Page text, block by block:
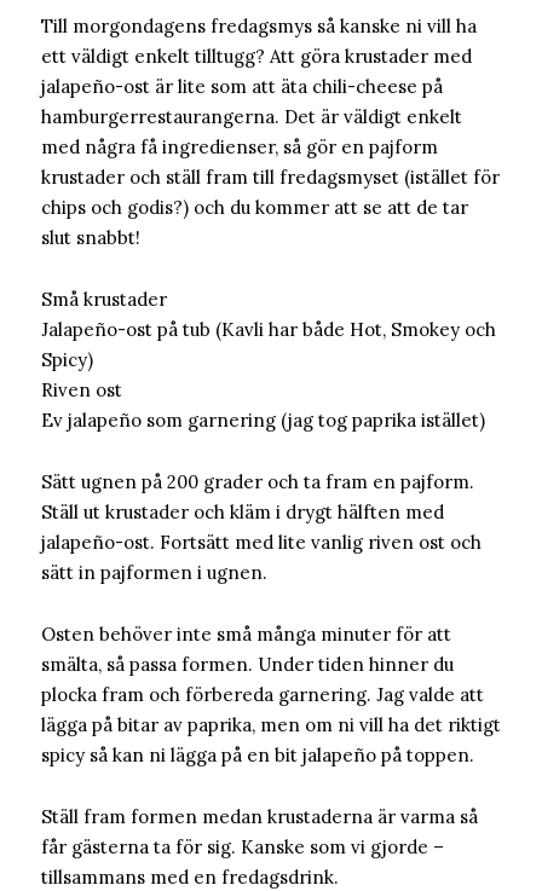
Till morgondagens fredagsmys så kanske ni vill ha
ett väldigt enkelt tilltugg? Att göra krustader med
jalapeño-ost är lite som att äta chili-cheese på
hamburgerrestaurangerna. Det är väldigt enkelt
med några få ingredienser, så gör en pajform
krustader och ställ fram till fredagsmyset (istället för
chips och godis?) och du kommer att se att de tar
slut snabbt!
Små krustader
Jalapeño-ost på tub (Kavli har både Hot, Smokey och
Spicy)
Riven ost
Ev jalapeño som garnering (jag tog paprika istället)
Sätt ugnen på 200 grader och ta fram en pajform.
Ställ ut krustader och kläm i drygt hälften med
jalapeño-ost. Fortsätt med lite vanlig riven ost och
sätt in pajformen i ugnen.
Osten behöver inte små många minuter för att
smälta, så passa formen. Under tiden hinner du
plocka fram och förbereda garnering. Jag valde att
lägga på bitar av paprika, men om ni vill ha det riktigt
spicy så kan ni lägga på en bit jalapeño på toppen.
Ställ fram formen medan krustaderna är varma så
får gästerna ta för sig. Kanske som vi gjorde –
tillsammans med en fredagsdrink.